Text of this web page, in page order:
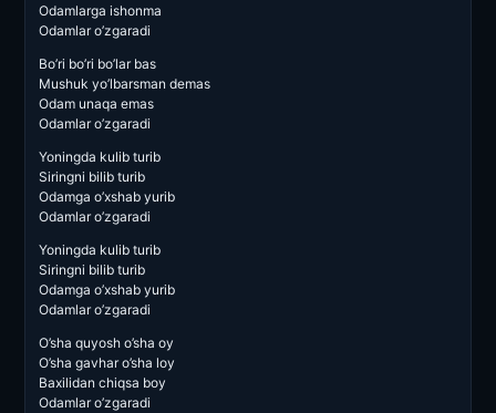
Odamlarga ishonma
Odamlar o’zgaradi
Bo’ri bo’ri bo’lar bas
Mushuk yo’lbarsman demas
Odam unaqa emas
Odamlar o’zgaradi
Yoningda kulib turib
Siringni bilib turib
Odamga o’xshab yurib
Odamlar o’zgaradi
Yoningda kulib turib
Siringni bilib turib
Odamga o’xshab yurib
Odamlar o’zgaradi
O’sha quyosh o’sha oy
O’sha gavhar o’sha loy
Baxilidan chiqsa boy
Odamlar o’zgaradi